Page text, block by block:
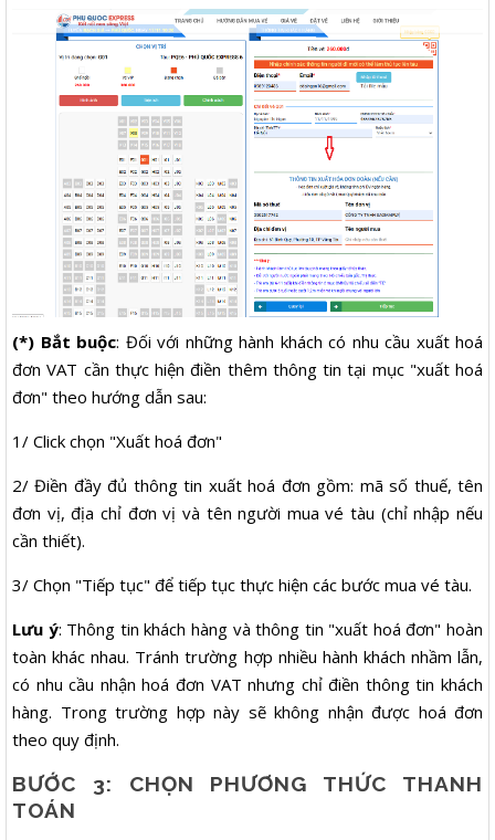
(*) Bắt buộc: Đối với những hành khách có nhu cầu xuất hoá
đơn VAT cần thực hiện điền thêm thông tin tại mục "xuất hoá
đơn" theo hướng dẫn sau:
1/ Click chọn "Xuất hoá đơn"
2/ Điền đầy đủ thông tin xuất hoá đơn gồm: mã số thuế, tên
đơn vị, địa chỉ đơn vị và tên người mua vé tàu (chỉ nhập nếu
cần thiết).
3/ Chọn "Tiếp tục" để tiếp tục thực hiện các bước mua vé tàu.
Lưu ý: Thông tin khách hàng và thông tin "xuất hoá đơn" hoàn
toàn khác nhau. Tránh trường hợp nhiều hành khách nhầm lẫn,
có nhu cầu nhận hoá đơn VAT nhưng chỉ điền thông tin khách
hàng. Trong trường hợp này sẽ không nhận được hoá đơn
theo quy định.
BƯỚC 3: CHỌN PHƯƠNG THỨC THANH
TOÁN